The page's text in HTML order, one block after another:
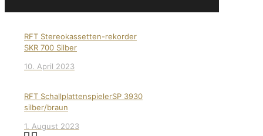
RFT Stereokassetten-rekorder
SKR 700 Silber
10. April 2023
RFT SchallplattenspielerSP 3930
silber/braun
1. August 2023